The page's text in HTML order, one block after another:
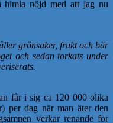
himla nöjd med att jag nu
grönsaker, frukt och bär
och sedan torkats under
får i sig ca 120 000 olika
per dag när man äter den
verkar renande för